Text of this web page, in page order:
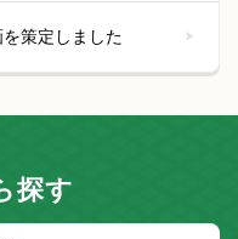
策定しました
探す